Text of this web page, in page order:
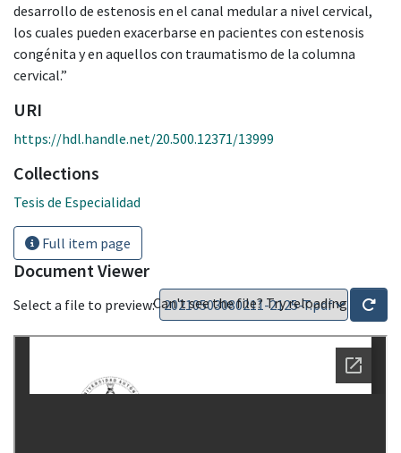
desarrollo de estenosis en el canal medular a nivel cervical,
los cuales pueden exacerbarse en pacientes con estenosis
congénita y en aquellos con traumatismo de la columna
cervical.”
URI
https://hdl.handle.net/20.500.12371/13999
Collections
Tesis de Especialidad
Full item page
Document Viewer
Select a file to preview:Can't see the file? Try reloading